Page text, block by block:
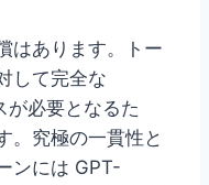
はあります。トー
して完全な
必要となるた
。究極の一貫性と
ンには GPT-